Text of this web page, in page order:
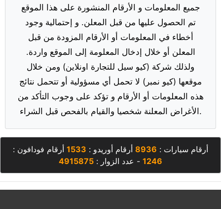
جميع المعلومات و الأرقام المنشورة على هذا الموقع
تم الحصول عليها من قبل المعلن. و إحتمالية وجود
أخطاء في المعلومات أو الأرقام المزودة من قبل
المعلن أو خلال إدخال المعلومة إلى الموقع واردة.
ولذلك شركة (كيو سيل للتجارة اونلاين) ومن خلال
موقعها (كيو نمبر) لا تحمل أي مسؤولية أو تتحمل نتائج
هذه المعلومات أو الأرقام و تؤكد على وجوب التأكد من
الأغراض المعلنة شخصيا والقيام بالفحص قبل الشراء.
أرقام سيارات : 8936 أرقام أوريدو : 1533 أرقام فودافون :
1246 - عدد الزوار : 4915875